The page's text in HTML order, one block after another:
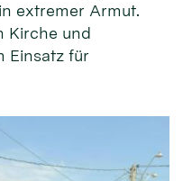
extremer Armut.
Kirche und
Einsatz für